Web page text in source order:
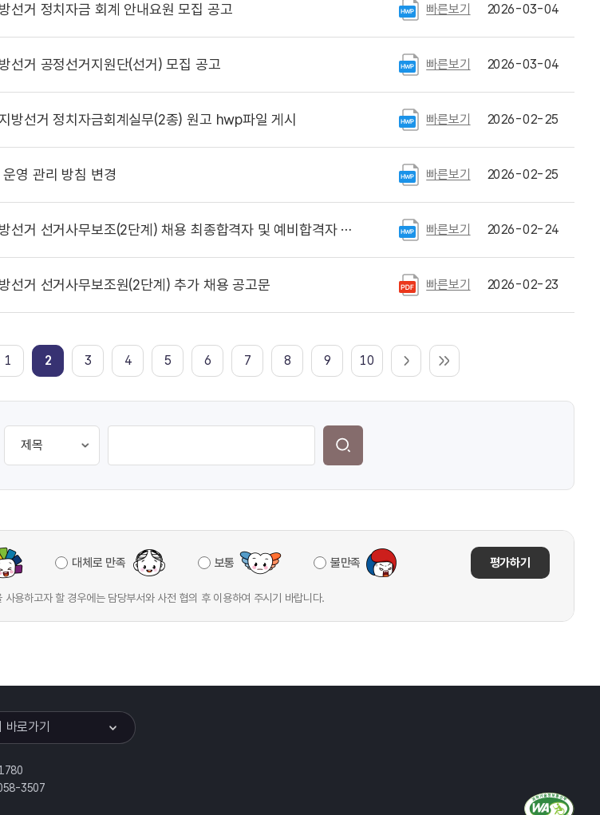
선거 정치자금 회계 안내요원 모집 공고 빠른보기 2026-03-04
선거 공정선거지원단(선거) 모집 공고 빠른보기 2026-03-04
방선거 정치자금회계실무(2종) 원고 hwp파일 게시 빠른보기 2026-02-25
영 관리 방침 변경 빠른보기 2026-02-25
거 선거사무보조(2단계) 채용 최종합격자 및 예비합격자 공고 빠른보기 2026-02-24
선거 선거사무보조원(2단계) 추가 채용 공고문 빠른보기 2026-02-23
1 2 3 4 5 6 7 8 9 10
대체로 만족 보통 불만족 평가하기
사용하고자 할 경우에는 담당부서와 사전 협의 후 이용하여 주시기 바랍니다.
바로가기
3507